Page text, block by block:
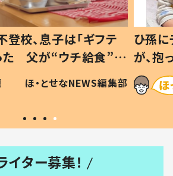
校、息子は「ギフテ
た 父が“ウチ給食”を
る理由とは #令和の親
ほ・とせなNEWS編集部
ひ孫
が、
「涙が
い」
イター募集！